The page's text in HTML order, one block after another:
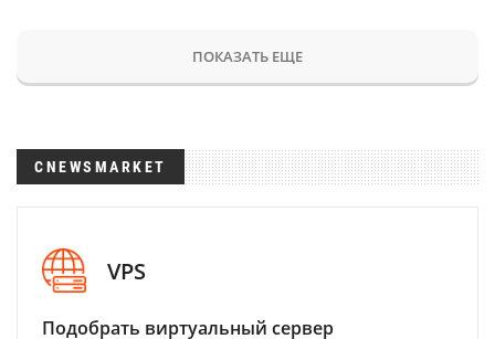
ПОКАЗАТЬ ЕЩЕ
CNEWSMARKET
VPS
Подобрать виртуальный сервер